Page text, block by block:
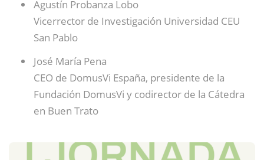
Agustín Probanza Lobo
Vicerrector de Investigación Universidad CEU
San Pablo
José María Pena
CEO de DomusVi España, presidente de la
Fundación DomusVi y codirector de la Cátedra
en Buen Trato